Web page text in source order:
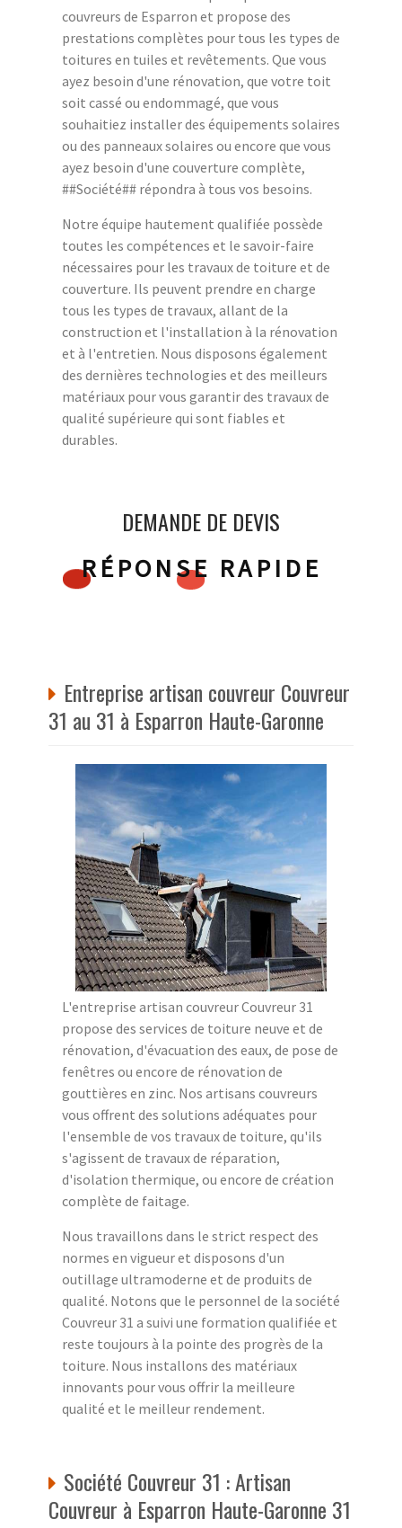
couvreurs de Esparron et propose des
prestations complètes pour tous les types de
toitures en tuiles et revêtements. Que vous
ayez besoin d'une rénovation, que votre toit
soit cassé ou endommagé, que vous
souhaitiez installer des équipements solaires
ou des panneaux solaires ou encore que vous
ayez besoin d'une couverture complète,
##Société## répondra à tous vos besoins.
Notre équipe hautement qualifiée possède
toutes les compétences et le savoir-faire
nécessaires pour les travaux de toiture et de
couverture. Ils peuvent prendre en charge
tous les types de travaux, allant de la
construction et l'installation à la rénovation
et à l'entretien. Nous disposons également
des dernières technologies et des meilleurs
matériaux pour vous garantir des travaux de
qualité supérieure qui sont fiables et
durables.
DEMANDE DE DEVIS
RÉPONSE RAPIDE
Entreprise artisan couvreur Couvreur
31 au 31 à Esparron Haute-Garonne
L'entreprise artisan couvreur Couvreur 31
propose des services de toiture neuve et de
rénovation, d'évacuation des eaux, de pose de
fenêtres ou encore de rénovation de
gouttières en zinc. Nos artisans couvreurs
vous offrent des solutions adéquates pour
l'ensemble de vos travaux de toiture, qu'ils
s'agissent de travaux de réparation,
d'isolation thermique, ou encore de création
complète de faitage.
Nous travaillons dans le strict respect des
normes en vigueur et disposons d'un
outillage ultramoderne et de produits de
qualité. Notons que le personnel de la société
Couvreur 31 a suivi une formation qualifiée et
reste toujours à la pointe des progrès de la
toiture. Nous installons des matériaux
innovants pour vous offrir la meilleure
qualité et le meilleur rendement.
Société Couvreur 31 : Artisan
Couvreur à Esparron Haute-Garonne 31